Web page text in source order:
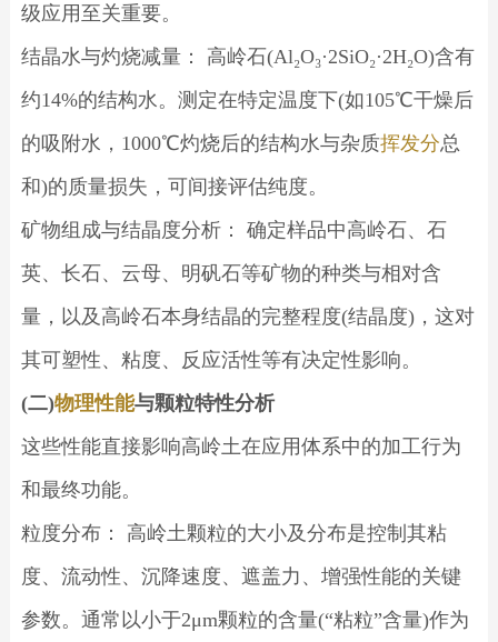
级应用至关重要。
结晶水与灼烧减量： 高岭石(Al₂O₃·2SiO₂·2H₂O)含有
约14%的结构水。测定在特定温度下(如105℃干燥后
的吸附水，1000℃灼烧后的结构水与杂质挥发分总
和)的质量损失，可间接评估纯度。
矿物组成与结晶度分析： 确定样品中高岭石、石
英、长石、云母、明矾石等矿物的种类与相对含
量，以及高岭石本身结晶的完整程度(结晶度)，这对
其可塑性、粘度、反应活性等有决定性影响。
(二)物理性能与颗粒特性分析
这些性能直接影响高岭土在应用体系中的加工行为
和最终功能。
粒度分布： 高岭土颗粒的大小及分布是控制其粘
度、流动性、沉降速度、遮盖力、增强性能的关键
参数。通常以小于2μm颗粒的含量(“粘粒”含量)作为